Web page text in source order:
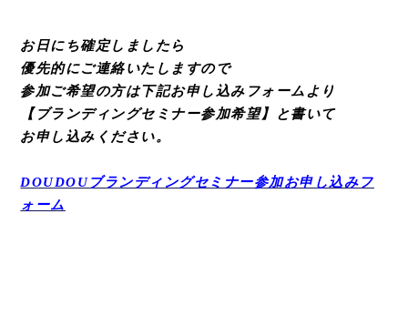
お日にち確定しましたら
優先的にご連絡いたしますので
参加ご希望の方は下記お申し込みフォームより
【ブランディングセミナー参加希望】と書いて
お申し込みください。
DOUDOUブランディングセミナー参加お申し込みフ
ォーム